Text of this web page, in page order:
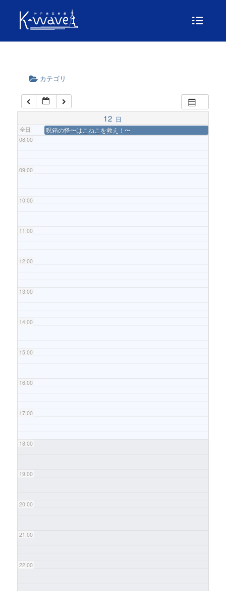
カテゴリ
12 日
全日 呪箱の怪〜はこねこを救え！〜
04:00
06:00
07:00
08:00
09:00
10:00
11:00
12:00
13:00
14:00
15:00
16:00
17:00
18:00
19:00
20:00
21:00
22:00